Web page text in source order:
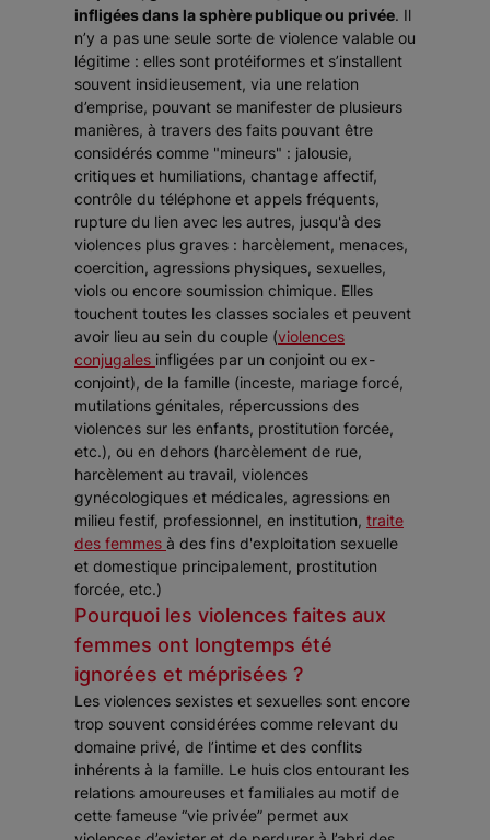
infligées dans la sphère publique ou privée. Il
n’y a pas une seule sorte de violence valable ou
légitime : elles sont protéiformes et s’installent
souvent insidieusement, via une relation
d’emprise, pouvant se manifester de plusieurs
manières, à travers des faits pouvant être
considérés comme "mineurs" : jalousie,
critiques et humiliations, chantage affectif,
contrôle du téléphone et appels fréquents,
rupture du lien avec les autres, jusqu'à des
violences plus graves : harcèlement, menaces,
coercition, agressions physiques, sexuelles,
viols ou encore soumission chimique. Elles
touchent toutes les classes sociales et peuvent
avoir lieu au sein du couple (violences
conjugales infligées par un conjoint ou ex-
conjoint), de la famille (inceste, mariage forcé,
mutilations génitales, répercussions des
violences sur les enfants, prostitution forcée,
etc.), ou en dehors (harcèlement de rue,
harcèlement au travail, violences
gynécologiques et médicales, agressions en
milieu festif, professionnel, en institution, traite
des femmes à des fins d'exploitation sexuelle
et domestique principalement, prostitution
forcée, etc.)
Pourquoi les violences faites aux
femmes ont longtemps été
ignorées et méprisées ?
Les violences sexistes et sexuelles sont encore
trop souvent considérées comme relevant du
domaine privé, de l’intime et des conflits
inhérents à la famille. Le huis clos entourant les
relations amoureuses et familiales au motif de
cette fameuse “vie privée” permet aux